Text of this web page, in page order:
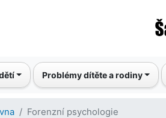
Problémy dítěte a rodiny
Forenzní psychologie